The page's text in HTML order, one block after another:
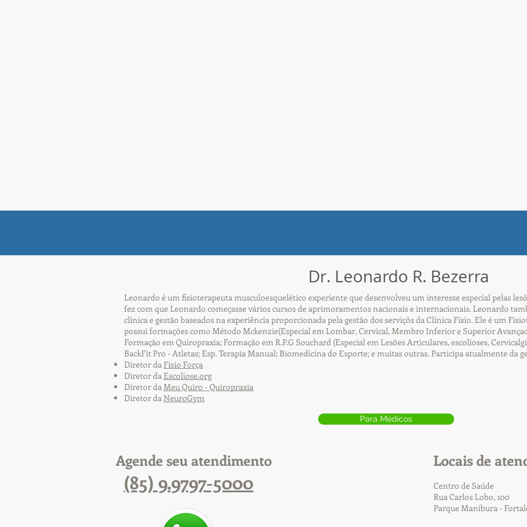
Dr. Leonardo R. Bezerra
Leonardo é um fisioterapeuta musculoesquelético experiente que desenvolveu um interesse especial pelas
fez com que Leonardo começasse vários cursos de aprimoramentos nacionais e internacionais. Leonardo
clínica e gestão baseados na experiência proporcionada pela gestão dos serviçõs da Clínica Fisio. Ele é um
possui formações como Método Mckenzie(Especial em Lombar, Cervical, Membro Inferior e Superior
Formação em Quiropraxia; Formação em R.P.G Souchard (Especial em Lesões Articulares, escolioses,
BackFit Pro - Atletas; Esp. Terapia Manual; Biomedicina do Esporte; e muitas outras. Participa atualmente da
Diretor daFisio Força
Diretor daEscoliose.org
Diretor daMeu Quiro - Quiropraxia
Diretor daNeuroGym
Para Médicos
Agende seu atendimento
(85) 9.9797-5000
Locais de
Centro de Saúde
Rua Carlos Lobo, 100
Parque Manibura -